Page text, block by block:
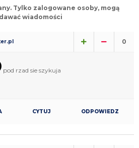
Tylko zalogowane osoby, mogą
wiadomości
0
pod rzad sie szykuja
CYTUJ ODPOWIEDZ